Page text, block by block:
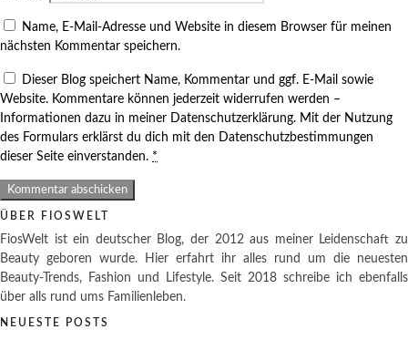
Name, E-Mail-Adresse und Website in diesem Browser für meinen
nächsten Kommentar speichern.
Dieser Blog speichert Name, Kommentar und ggf. E-Mail sowie
Website. Kommentare können jederzeit widerrufen werden –
Informationen dazu in meiner Datenschutzerklärung. Mit der Nutzung
des Formulars erklärst du dich mit den Datenschutzbestimmungen
dieser Seite einverstanden. *
ÜBER FIOSWELT
FiosWelt ist ein deutscher Blog, der 2012 aus meiner Leidenschaft zu
Beauty geboren wurde. Hier erfahrt ihr alles rund um die neuesten
Beauty-Trends, Fashion und Lifestyle. Seit 2018 schreibe ich ebenfalls
über alls rund ums Familienleben.
NEUESTE POSTS